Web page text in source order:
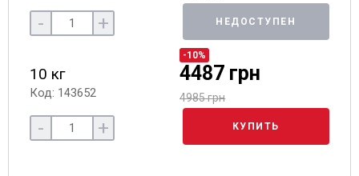
- + НЕДОСТУПЕН
10 кг
Код: 143652
-10%
4487 грн
4985 грн
- + КУПИТЬ